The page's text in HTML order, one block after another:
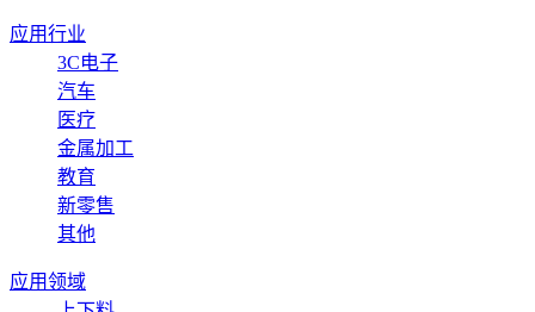
应用行业
3C电子
汽车
医疗
金属加工
教育
新零售
其他
应用领域